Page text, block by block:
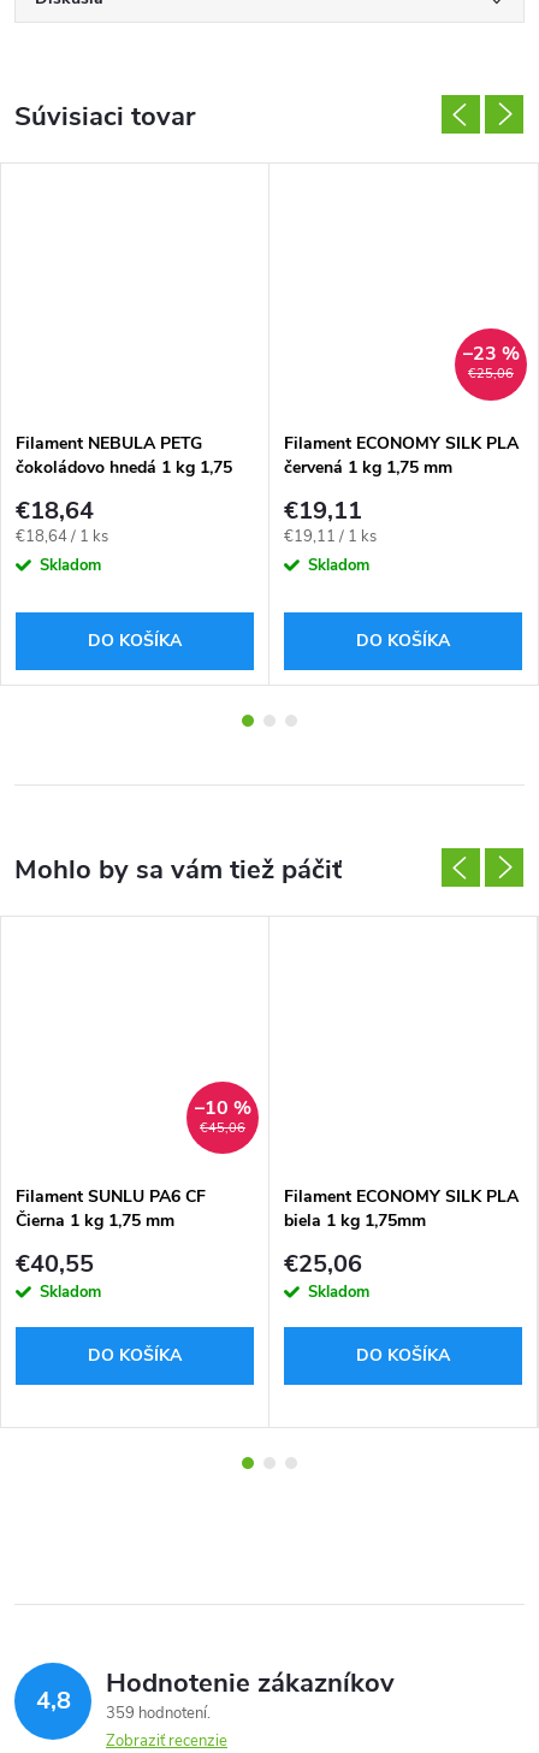
Súvisiaci tovar
Filament NEBULA PETG
čokoládovo hnedá 1 kg 1,75
€18,64
Jednotková
cena:
€18,64 / 1 ks
Skladom
DO KOŠÍKA
€25,06
–23 %
Filament ECONOMY SILK PLA
červená 1 kg 1,75 mm
€19,11
Jednotková
cena:
€19,11 / 1 ks
Skladom
DO KOŠÍKA
€45,06
–10 %
Filament SUNLU PA6 CF
Čierna 1 kg 1,75 mm
€40,55
Skladom
DO KOŠÍKA
Filament ECONOMY SILK PLA
biela 1 kg 1,75mm
€25,06
Skladom
DO KOŠÍKA
4,8 Hodnotenie zákazníkov
359 hodnotení
Zobraziť recenzie